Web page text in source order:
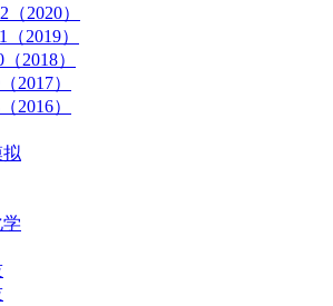
（2020）
（2019）
2018）
2017）
2016）